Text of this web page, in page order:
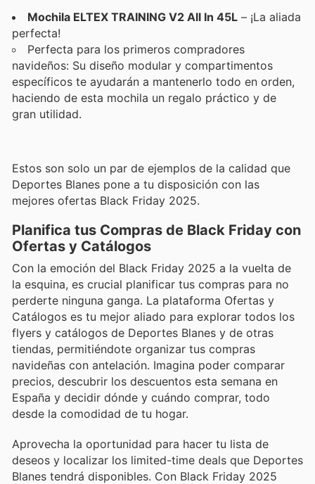
Mochila ELTEX TRAINING V2 All In 45L – ¡La aliada
perfecta!
Perfecta para los primeros compradores
navideños: Su diseño modular y compartimentos
específicos te ayudarán a mantenerlo todo en orden,
haciendo de esta mochila un regalo práctico y de
gran utilidad.
Estos son solo un par de ejemplos de la calidad que
Deportes Blanes pone a tu disposición con las
mejores ofertas Black Friday 2025.
Planifica tus Compras de Black Friday con
Ofertas y Catálogos
Con la emoción del Black Friday 2025 a la vuelta de
la esquina, es crucial planificar tus compras para no
perderte ninguna ganga. La plataforma Ofertas y
Catálogos es tu mejor aliado para explorar todos los
flyers y catálogos de Deportes Blanes y de otras
tiendas, permitiéndote organizar tus compras
navideñas con antelación. Imagina poder comparar
precios, descubrir los descuentos esta semana en
España y decidir dónde y cuándo comprar, todo
desde la comodidad de tu hogar.
Aprovecha la oportunidad para hacer tu lista de
deseos y localizar los limited-time deals que Deportes
Blanes tendrá disponibles. Con Black Friday 2025